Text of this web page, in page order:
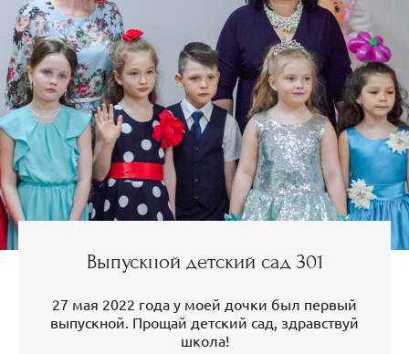
Выпускной детский сад 301
27 мая 2022 года у моей дочки был первый
выпускной. Прощай детский сад, здравствуй
школа!